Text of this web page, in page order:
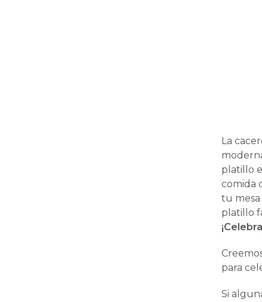
La
platillo
comida
tu mesa
platillo
para
Si